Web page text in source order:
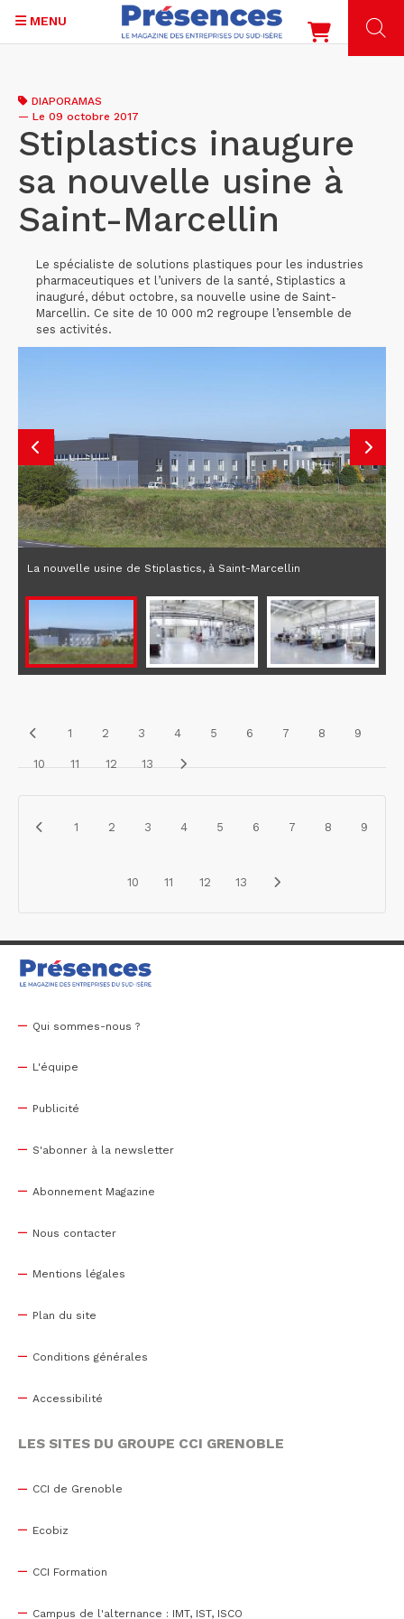
contenu
principal
MENU
DIAPORAMAS
— Le 09 octobre 2017
Stiplastics inaugure
sa nouvelle usine à
Saint-Marcellin
Le spécialiste de solutions plastiques pour les industries
pharmaceutiques et l’univers de la santé, Stiplastics a
inauguré, début octobre, sa nouvelle usine de Saint-
Marcellin. Ce site de 10 000 m2 regroupe l’ensemble de
ses activités.
La nouvelle usine de Stiplastics, à Saint-Marcellin
1 2 3 4 5 6 7 8 9
10 11 12 13
1 2 3 4 5 6 7 8 9
10 11 12 13
Qui sommes-nous ?
L'équipe
Publicité
S'abonner à la newsletter
Abonnement Magazine
Nous contacter
Mentions légales
Plan du site
Conditions générales
Accessibilité
LES SITES DU GROUPE CCI GRENOBLE
CCI de Grenoble
Ecobiz
CCI Formation
Campus de l'alternance : IMT, IST, ISCO